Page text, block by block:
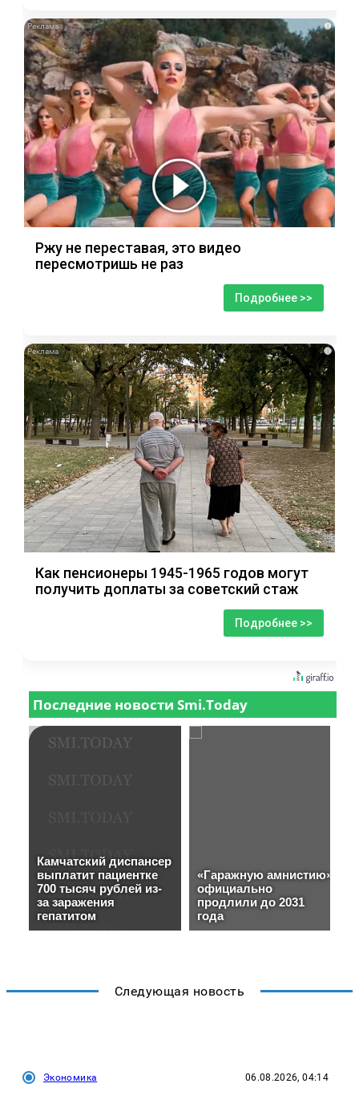
i
Ржу не переставая, это видео
пересмотришь не раз
Подробнее >>
i
Как пенсионеры 1945-1965 годов могут
получить доплаты за советский стаж
Подробнее >>
Следующая новость
Экономика 06.08.2026, 04:14